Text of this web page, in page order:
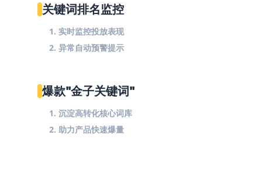
关键词排名监控
1. 实时监控投放表现
2. 异常自动预警提示
爆款"金子关键词"
1. 沉淀高转化核心词库
2. 助力产品快速爆量